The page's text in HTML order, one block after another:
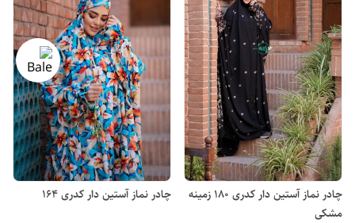
چادر نماز آستین دار کدری 180 زمینه
مشکی
چادر نماز آستین دار کدری 164